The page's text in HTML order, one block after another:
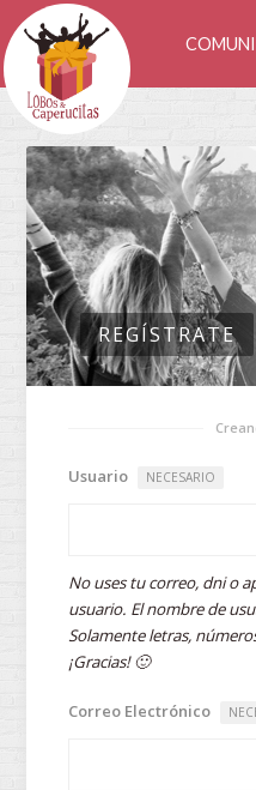
REGÍSTRATE
Usuario NECESARIO
No uses tu correo, dni o
usuario. El nombre de
Solamente letras,
¡Gracias! 🙂
Correo Electrónico